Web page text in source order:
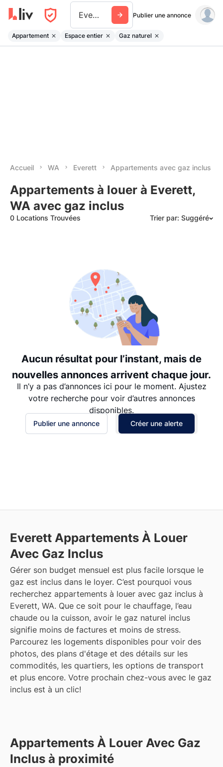
Everett Wa Publier une annonce
Appartement Espace entier Gaz naturel
Accueil WA Everett Appartements avec gaz inclus
Appartements à louer à Everett,
WA avec gaz inclus
0 Locations Trouvées Trier par: Suggéré
Date: les plus anciens d’abord
Aucun résultat pour l’instant, mais de
nouvelles annonces arrivent chaque jour.
Il n’y a pas d’annonces ici pour le moment. Ajustez
votre recherche pour voir d’autres annonces
disponibles.
Publier une annonce Créer une alerte
Everett Appartements À Louer
Avec Gaz Inclus
Gérer son budget mensuel est plus facile lorsque le
gaz est inclus dans le loyer. C’est pourquoi vous
recherchez appartements à louer avec gaz inclus à
Everett, WA. Que ce soit pour le chauffage, l’eau
chaude ou la cuisson, avoir le gaz naturel inclus
signifie moins de factures et moins de stress.
Parcourez les logements disponibles pour voir des
photos, des plans d'étage et des détails sur les
commodités, les quartiers, les options de transport
et plus encore. Votre prochain chez-vous avec le gaz
inclus est à un clic!
Appartements À Louer Avec Gaz
Inclus à proximité